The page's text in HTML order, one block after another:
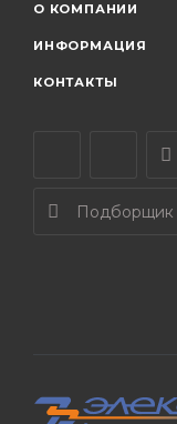
О КОМПАНИИ
ИНФОРМАЦИЯ
КОНТАКТЫ